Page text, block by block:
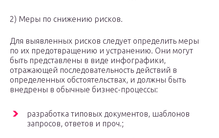
2) Меры по снижению рисков.
Для выявленных рисков следует определить меры
по их предотвращению и устранению. Они могут
быть представлены в виде инфографики,
отражающей последовательность действий в
определенных обстоятельствах, и должны быть
внедрены в обычные бизнес-процессы:
разработка типовых документов, шаблонов
запросов, ответов и проч.;